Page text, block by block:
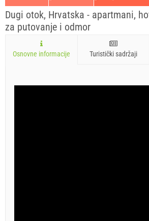
Dugi otok, Hrvatska - apartmani,
za putovanje i odmor
Osnovne informacije Turistički sadržaji